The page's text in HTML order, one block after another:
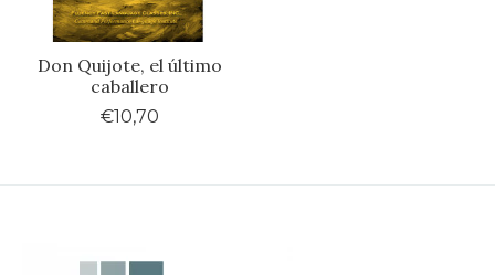
Don Quijote, el último
caballero
€10,70